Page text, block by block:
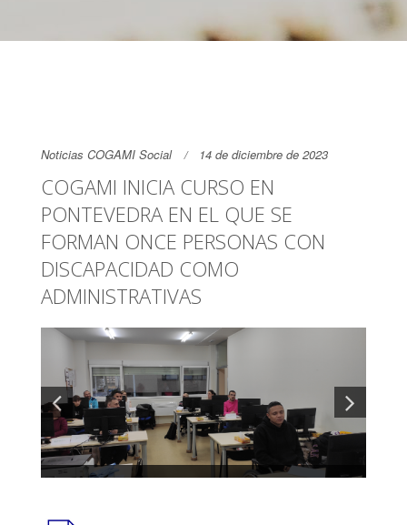
Noticias COGAMI Social 14 de diciembre de 2023
COGAMI INICIA CURSO EN
PONTEVEDRA EN EL QUE SE
FORMAN ONCE PERSONAS CON
DISCAPACIDAD COMO
ADMINISTRATIVAS